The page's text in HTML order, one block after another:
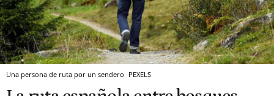
Una persona de ruta por un sendero PEXELS